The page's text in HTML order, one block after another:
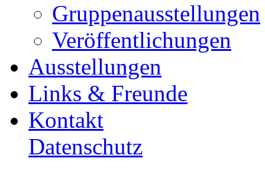
Gruppenausstellungen
Veröffentlichungen
Ausstellungen
Links & Freunde
Kontakt
Datenschutz